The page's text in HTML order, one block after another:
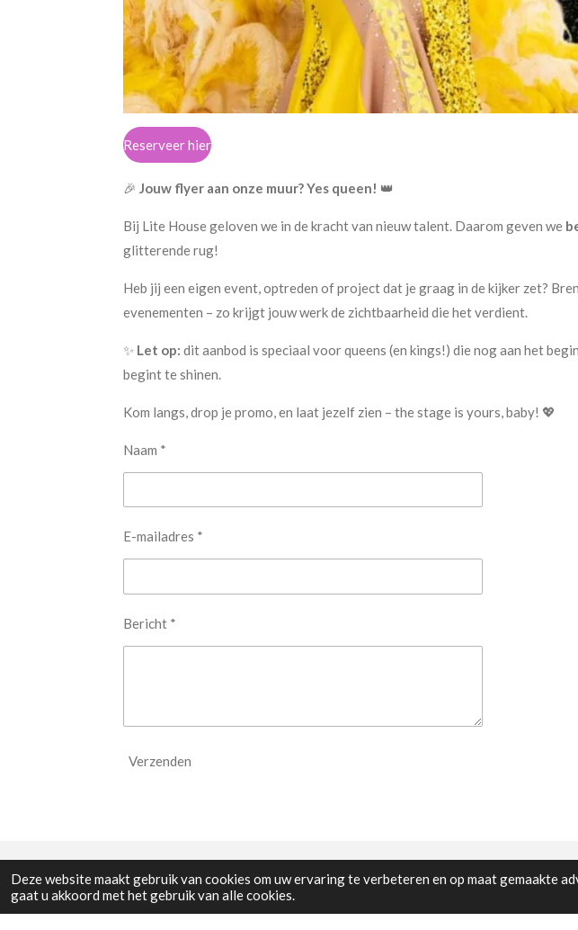
Deze website maakt gebruik van cookies om uw ervaring te verbeteren en op maat gemaakte
gaat u akkoord met het gebruik van alle cookies.
Reserveer hier
🎉 Jouw flyer aan onze muur? Yes queen! 👑
Bij Lite House geloven we in de kracht van nieuw talent. Daarom geven we
glitterende rug!
Heb jij een eigen event, optreden of project dat je graag in de kijker zet?
evenementen – zo krijgt jouw werk de zichtbaarheid die het verdient.
✨ Let op: dit aanbod is speciaal voor queens (en kings!) die nog aan het
begint te shinen.
Kom langs, drop je promo, en laat jezelf zien – the stage is yours, baby! 💖
Naam *
E-mailadres *
Bericht *
Verzenden
© 2025 - 2026 Lite House - Supporting Aspiring Drag Queens